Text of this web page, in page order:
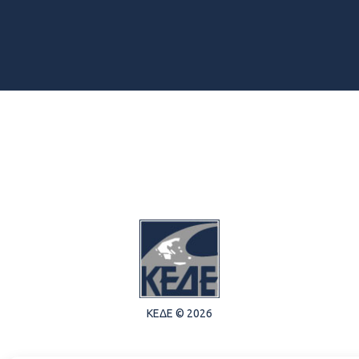
ΚΕΔΕ © 2026